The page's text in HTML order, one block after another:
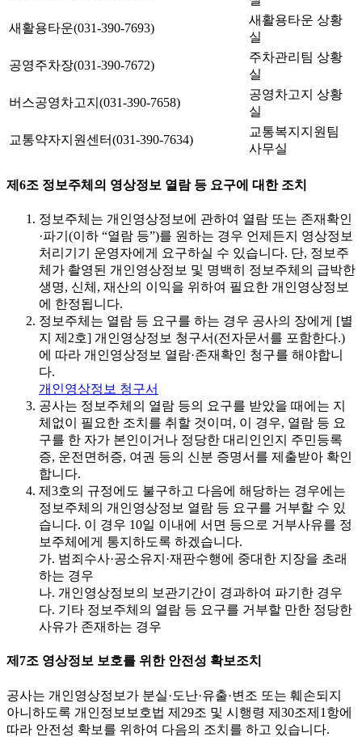
새활용타운(031-390-7693)
새활용타운 상황
실
공영주차장(031-390-7672)
주차관리팀 상황
실
버스공영차고지(031-390-7658)
공영차고지 상황
실
교통약자지원센터(031-390-7634)
교통복지지원팀
사무실
제6조 정보주체의 영상정보 열람 등 요구에 대한 조치
정보주체는 개인영상정보에 관하여 열람 또는 존재확인
·파기(이하 “열람 등”)를 원하는 경우 언제든지 영상정보
처리기기 운영자에게 요구하실 수 있습니다. 단, 정보주
체가 촬영된 개인영상정보 및 명백히 정보주체의 급박한
생명, 신체, 재산의 이익을 위하여 필요한 개인영상정보
에 한정됩니다.
정보주체는 열람 등 요구를 하는 경우 공사의 장에게 [별
지 제2호] 개인영상정보 청구서(전자문서를 포함한다.)
에 따라 개인영상정보 열람·존재확인 청구를 해야합니
다.
개인영상정보 청구서
공사는 정보주체의 열람 등의 요구를 받았을 때에는 지
체없이 필요한 조치를 취할 것이며, 이 경우, 열람 등 요
구를 한 자가 본인이거나 정당한 대리인인지 주민등록
증, 운전면허증, 여권 등의 신분 증명서를 제출받아 확인
합니다.
제3호의 규정에도 불구하고 다음에 해당하는 경우에는
정보주체의 개인영상정보 열람 등 요구를 거부할 수 있
습니다. 이 경우 10일 이내에 서면 등으로 거부사유를 정
보주체에게 통지하도록 하겠습니다.
가. 범죄수사·공소유지·재판수행에 중대한 지장을 초래
하는 경우
나. 개인영상정보의 보관기간이 경과하여 파기한 경우
다. 기타 정보주체의 열람 등 요구를 거부할 만한 정당한
사유가 존재하는 경우
제7조 영상정보 보호를 위한 안전성 확보조치
공사는 개인영상정보가 분실·도난·유출·변조 또는 훼손되지
아니하도록 개인정보보호법 제29조 및 시행령 제30조제1항에
따라 안전성 확보를 위하여 다음의 조치를 하고 있습니다.